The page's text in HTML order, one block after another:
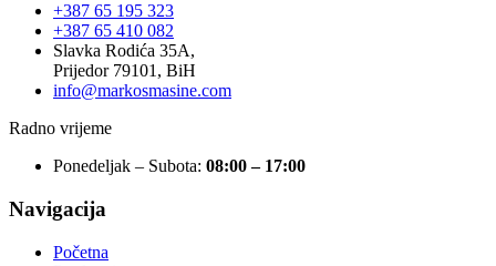
+387 65 195 323
+387 65 410 082
Slavka Rodića 35A,
Prijedor 79101, BiH
info@markosmasine.com
Radno vrijeme
Ponedeljak – Subota: 08:00 – 17:00
Navigacija
Početna